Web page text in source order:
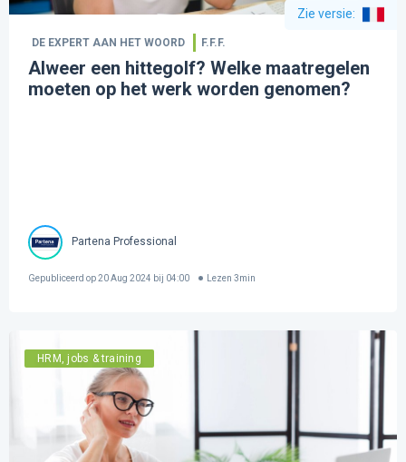
Zie versie:
DE EXPERT AAN HET WOORD F.F.F.
Alweer een hittegolf? Welke maatregelen
moeten op het werk worden genomen?
Partena Professional
Gepubliceerd op20 Aug 2024 bij 04:00 Lezen 3min
HRM, jobs & training